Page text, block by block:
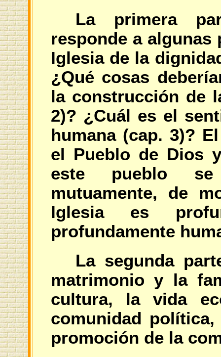
La primera
responde a algunas
Iglesia de la
¿Qué cosas
la construcción de
2)? ¿Cuál es el
humana (cap. 3)?
el Pueblo de Dios
este pueblo
mutuamente, de
Iglesia es
profundamente
La segunda
matrimonio y la
cultura, la vida
comunidad
promoción de la